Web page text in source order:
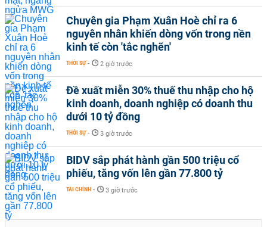
Chuyên gia Phạm Xuân Hoè chỉ ra 6
nguyên nhân khiến dòng vốn trong nền
kinh tế còn 'tắc nghẽn'
THỜI SỰ - 2 giờ trước
Đề xuất miễn 30% thuế thu nhập cho hộ
kinh doanh, doanh nghiệp có doanh thu
dưới 10 tỷ đồng
THỜI SỰ - 3 giờ trước
BIDV sắp phát hành gần 500 triệu cổ
phiếu, tăng vốn lên gần 77.800 tỷ
TÀI CHÍNH - 3 giờ trước